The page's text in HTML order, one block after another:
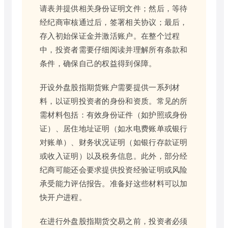
请表并提供相关身份证明文件；然后，等待
经纪商审核通过后，签署相关协议；最后，
存入初始保证金并激活账户。在整个过程
中，投资者需要仔细阅读并理解所有条款和
条件，确保自己的权益得到保障。
开设外盘股指期货账户需要提供一系列材
料，以证明投资者的身份和资质。常见的所
需材料包括：有效身份证件（如护照或身份
证）、居住地址证明（如水电费账单或银行
对账单）、财务状况证明（如银行存款证明
或收入证明）以及税务信息。此外，部分经
纪商可能还会要求提供投资经验证明或风险
承受能力评估报告。准备好这些材料可以加
快开户进程。
在进行外盘股指期货交易之前，投资者必须